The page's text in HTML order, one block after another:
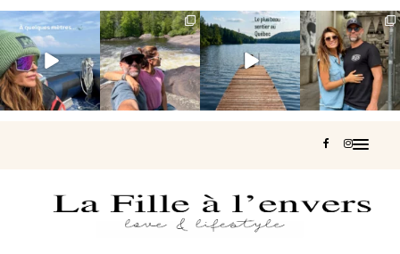
Voir une baleine
en photo, c’est
impressionnant
🐋...
Les Laurentides,
le Québec
version nature.
...
Et si je te disais
qu’il existe un
sentier où tu...
125 37
Montréal, une
très belle
surprise 🇨🇦
441